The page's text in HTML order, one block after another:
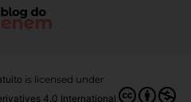
is licensed under
4.0 International